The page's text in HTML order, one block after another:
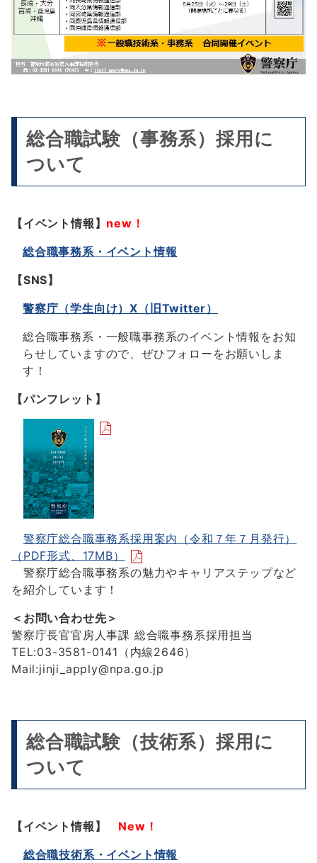
総合職試験（事務系）採用に
ついて
【イベント情報】 new！
総合職事務系・イベント情報
【SNS】
警察庁（学生向け）X（旧Twitter）
総合職事務系・一般職事務系のイベント情報をお知
らせしていますので、ぜひフォローをお願いしま
す！
【パンフレット】
警察庁総合職事務系採用案内（令和７年７月発行）
（PDF形式、17MB）
警察庁総合職事務系の魅力やキャリアステップなど
を紹介しています！
＜お問い合わせ先＞
警察庁長官官房人事課 総合職事務系採用担当
TEL:03-3581-0141（内線2646）
Mail:jinji_apply@npa.go.jp
総合職試験（技術系）採用に
ついて
【イベント情報】 New！
総合職技術系・イベント情報